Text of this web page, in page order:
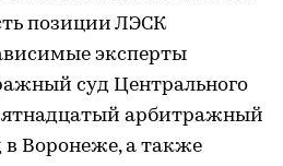
позиции ЛЭСК
эксперты
суд Центрального
арбитражный
Воронеже, а также